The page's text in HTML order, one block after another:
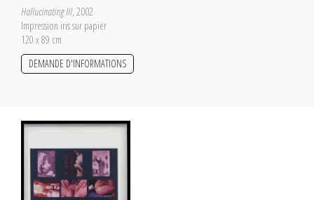
Hallucinating III, 2002
Impression iris sur papier
120 x 89 cm
DEMANDE D'INFORMATIONS